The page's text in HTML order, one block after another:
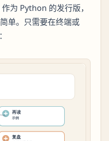
为 Python 的发行版，
单。只需要在终端或